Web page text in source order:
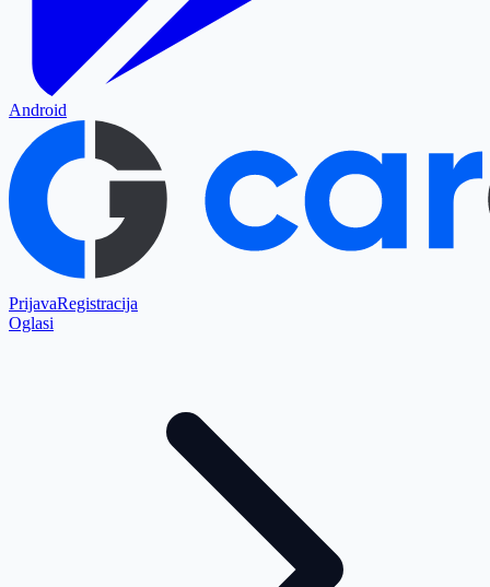
Android
PrijavaRegistracija
Oglasi